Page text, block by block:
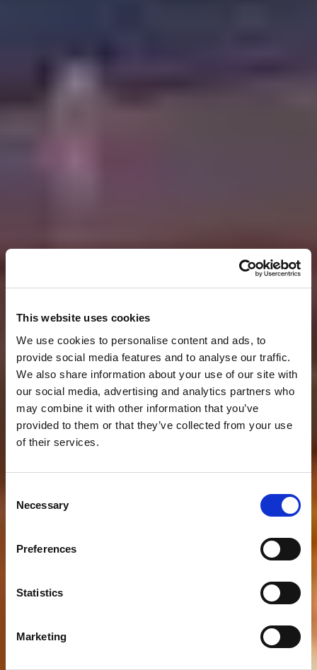
This website uses cookies
We use cookies to personalise content and ads, to
provide social media features and to analyse our traffic.
We also share information about your use of our site with
our social media, advertising and analytics partners who
may combine it with other information that you’ve
provided to them or that they’ve collected from your use
of their services.
Selection
Necessary
Preferences
Statistics
Marketing